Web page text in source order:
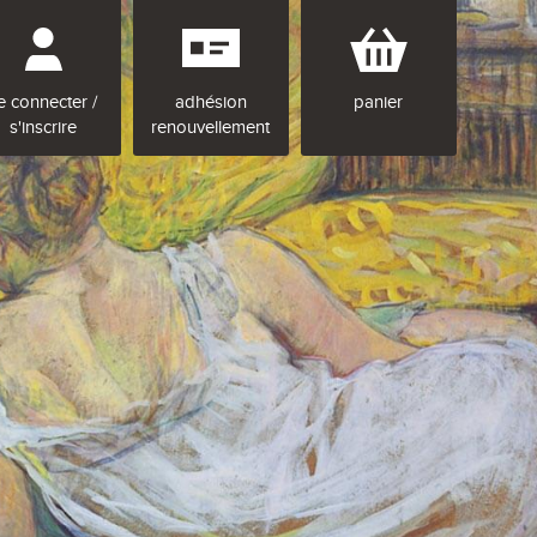
connecter /
s'inscrire
adhésion
renouvellement
panier